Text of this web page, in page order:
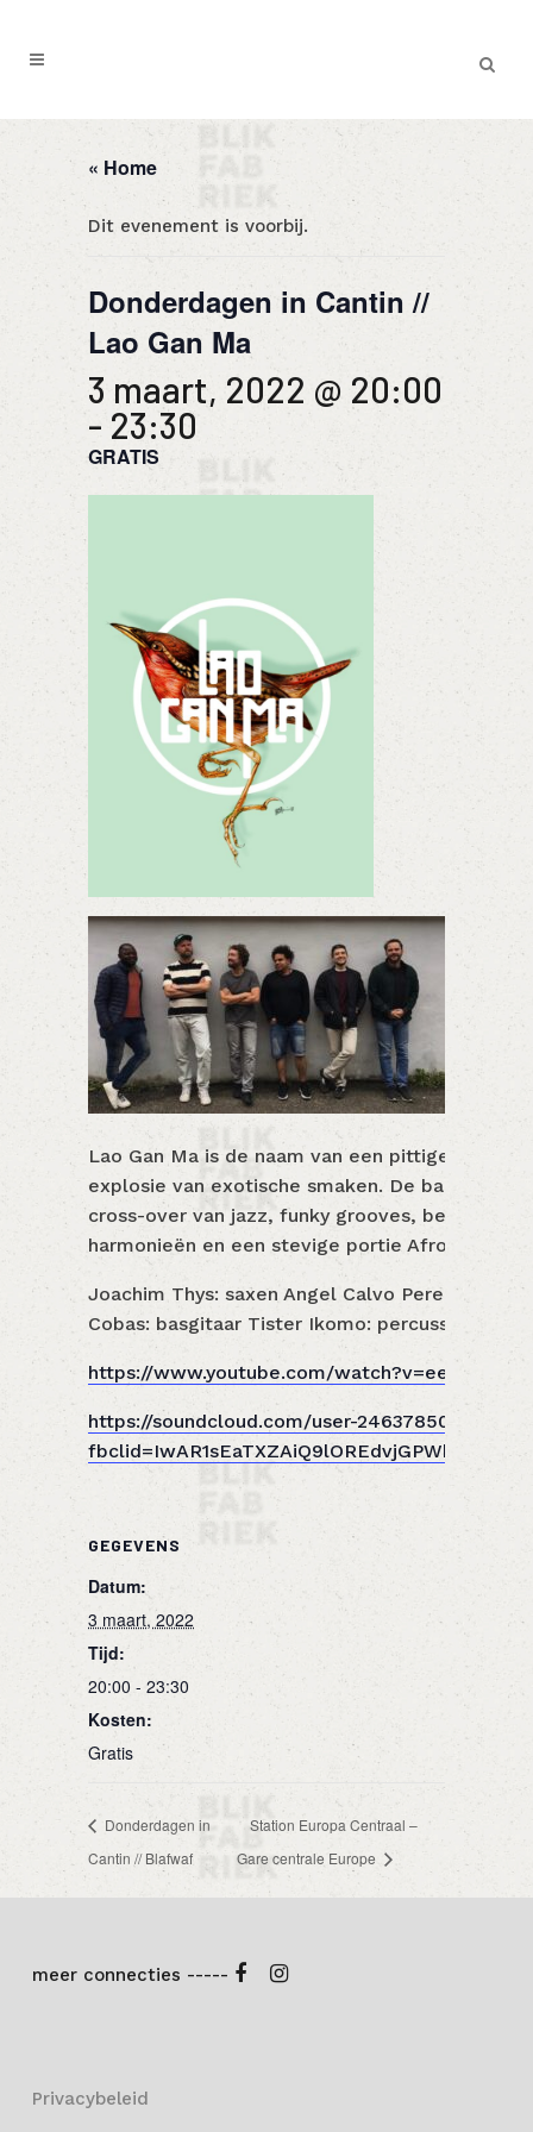
« Home
Dit evenement is voorbij.
Donderdagen in Cantin //
Lao Gan Ma
3 maart, 2022 @ 20:00
- 23:30
GRATIS
Lao Gan Ma is de naam van een pittige
explosie van exotische smaken. De band
cross-over van jazz, funky grooves,
harmonieën en een stevige portie Afro.
Joachim Thys: saxen Angel Calvo Perez:
Cobas: basgitaar Tister Ikomo: percussie &
https://www.youtube.com/watch?v=eeVIVIJV-
https://soundcloud.com/user-246378500?
GEGEVENS
Datum:
3 maart, 2022
Tijd:
20:00 - 23:30
Kosten:
Gratis
Donderdagen in
Cantin // Blafwaf
Station Europa Centraal –
Gare centrale Europe
meer connecties -----
Privacybeleid